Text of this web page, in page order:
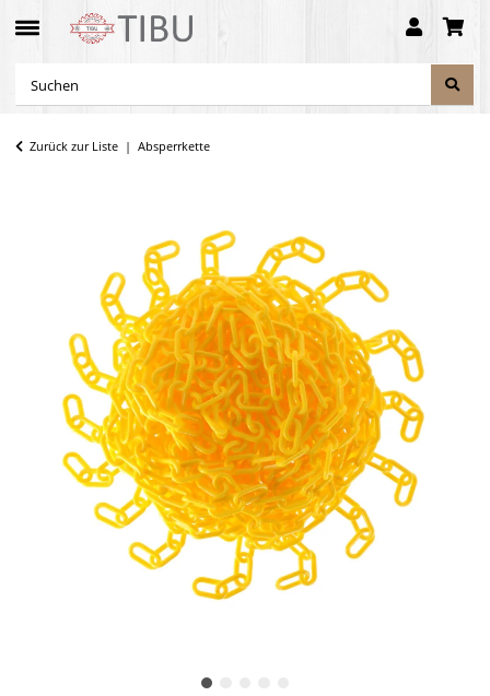
Zurück zur Liste Absperrkette